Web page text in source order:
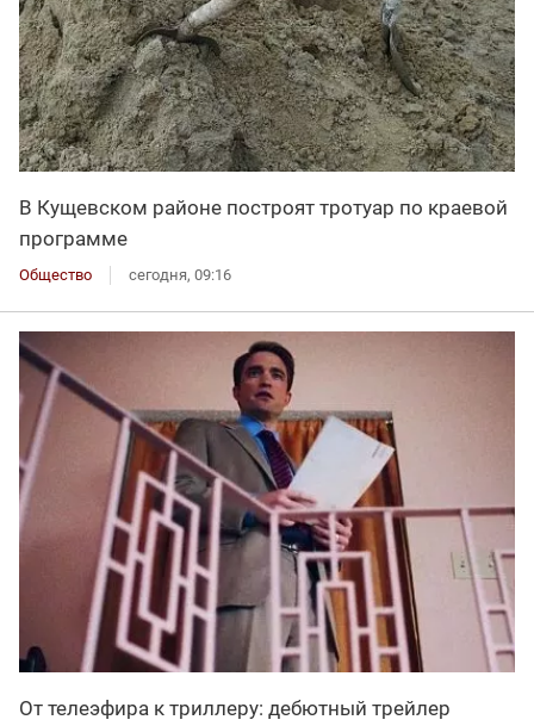
В Кущевском районе построят тротуар по краевой
программе
Общество сегодня, 09:16
От телеэфира к триллеру: дебютный трейлер